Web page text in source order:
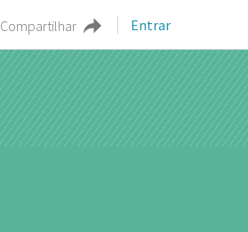
Compartilhar Entrar